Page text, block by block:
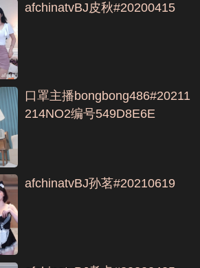
afchinatvBJ皮秋#20200415
口罩主播bongbong486#20211
214NO2编号549D8E6E
afchinatvBJ孙茗#20210619